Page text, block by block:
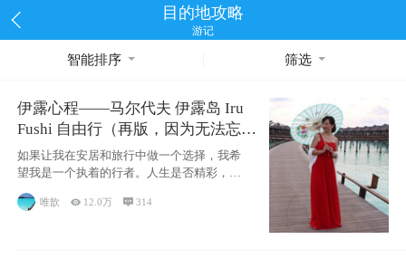
目的地攻略
游记
智能排序 筛选
伊露心程——马尔代夫 伊露岛 Iru
Fushi 自由行（再版，因为无法忘却
的留恋）
如果让我在安居和旅行中做一个选择，我希
望我是一个执着的行者。人生是否精彩，都
源于自己
唯歆  12.0万  314